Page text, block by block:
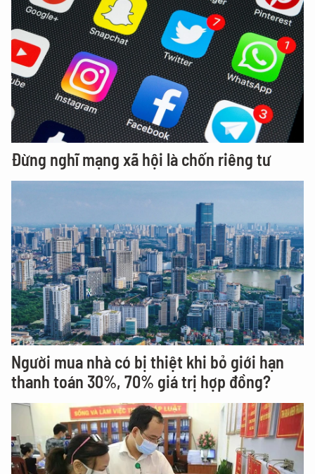
Đừng nghĩ mạng xã hội là chốn riêng tư
Người mua nhà có bị thiệt khi bỏ giới hạn
thanh toán 30%, 70% giá trị hợp đồng?